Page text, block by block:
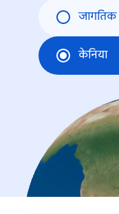
जागतिक
केनिया